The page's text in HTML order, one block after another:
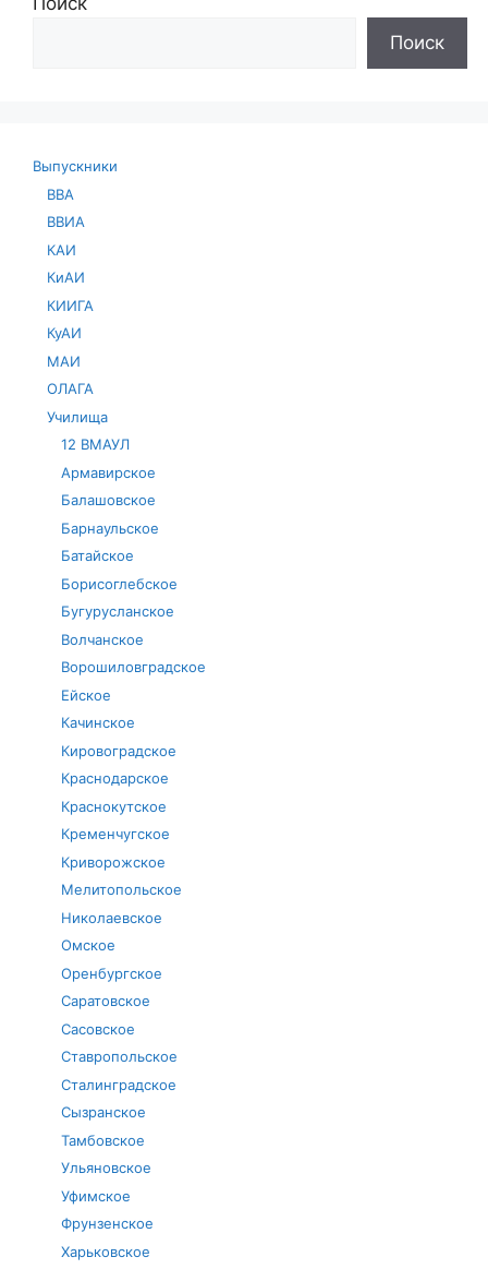
Поиск
Выпускники
ВВА
ВВИА
КАИ
КиАИ
КИИГА
КуАИ
МАИ
ОЛАГА
Училища
12 ВМАУЛ
Армавирское
Балашовское
Барнаульское
Батайское
Борисоглебское
Бугурусланское
Волчанское
Ворошиловградское
Ейское
Качинское
Кировоградское
Краснодарское
Краснокутское
Кременчугское
Криворожское
Мелитопольское
Николаевское
Омское
Оренбургское
Саратовское
Сасовское
Ставропольское
Сталинградское
Сызранское
Тамбовское
Ульяновское
Уфимское
Фрунзенское
Харьковское